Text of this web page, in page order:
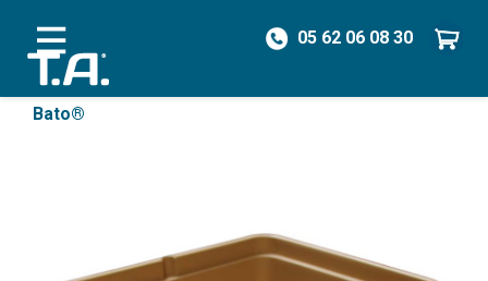
05 62 06 08 30
/ Pièces détachées
Bato®